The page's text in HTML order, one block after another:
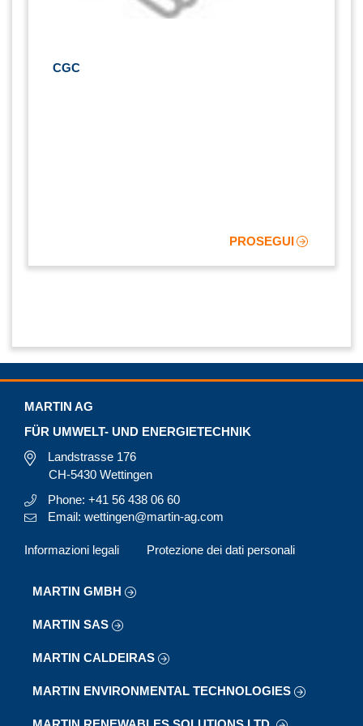
CGC
PROSEGUI
MARTIN AG
FÜR UMWELT- UND ENERGIETECHNIK
Landstrasse 176
CH-5430 Wettingen
Phone: +41 56 438 06 60
Email: wettingen@martin-ag.com
Informazioni legali Protezione dei dati personali
MARTIN GMBH
MARTIN SAS
MARTIN CALDEIRAS
MARTIN ENVIRONMENTAL TECHNOLOGIES